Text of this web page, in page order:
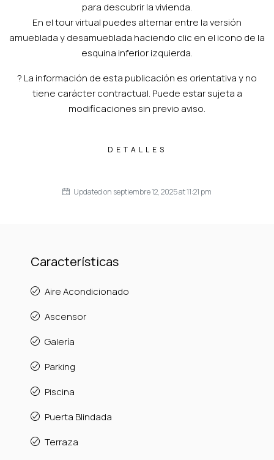
para descubrir la vivienda.
En el tour virtual puedes alternar entre la versión
amueblada y desamueblada haciendo clic en el icono de la
esquina inferior izquierda.
? La información de esta publicación es orientativa y no
tiene carácter contractual. Puede estar sujeta a
modificaciones sin previo aviso.
DETALLES
Updated on septiembre 12, 2025 at 11:21 pm
Características
Aire Acondicionado
Ascensor
Galería
Parking
Piscina
Puerta Blindada
Terraza